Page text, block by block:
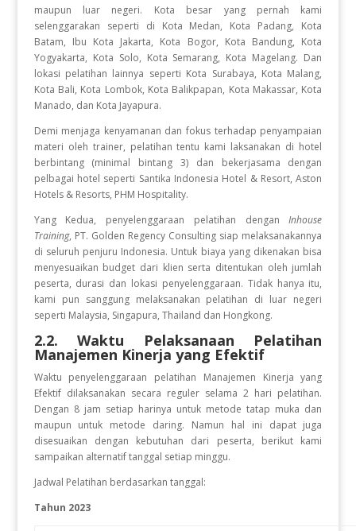
maupun luar negeri. Kota besar yang pernah kami
selenggarakan seperti di Kota Medan, Kota Padang, Kota
Batam, Ibu Kota Jakarta, Kota Bogor, Kota Bandung, Kota
Yogyakarta, Kota Solo, Kota Semarang, Kota Magelang. Dan
lokasi pelatihan lainnya seperti Kota Surabaya, Kota Malang,
Kota Bali, Kota Lombok, Kota Balikpapan, Kota Makassar, Kota
Manado, dan Kota Jayapura.
Demi menjaga kenyamanan dan fokus terhadap penyampaian
materi oleh trainer, pelatihan tentu kami laksanakan di hotel
berbintang (minimal bintang 3) dan bekerjasama dengan
pelbagai hotel seperti Santika Indonesia Hotel & Resort, Aston
Hotels & Resorts, PHM Hospitality.
Yang Kedua, penyelenggaraan pelatihan denganInhouse
Training, PT. Golden Regency Consulting siap melaksanakannya
di seluruh penjuru Indonesia. Untuk biaya yang dikenakan bisa
menyesuaikan budget dari klien serta ditentukan oleh jumlah
peserta, durasi dan lokasi penyelenggaraan. Tidak hanya itu,
kami pun sanggung melaksanakan pelatihan di luar negeri
seperti Malaysia, Singapura, Thailand dan Hongkong.
2.2. Waktu Pelaksanaan Pelatihan
Manajemen Kinerja yang Efektif
Waktu penyelenggaraan pelatihan Manajemen Kinerja yang
Efektifdilaksanakan secara reguler selama 2 hari pelatihan.
Dengan 8 jam setiap harinya untuk metode tatap muka dan
maupun untuk metode daring. Namun hal ini dapat juga
disesuaikan dengan kebutuhan dari peserta, berikut kami
sampaikan alternatif tanggal setiap minggu.
Jadwal Pelatihan berdasarkan tanggal:
Tahun 2023